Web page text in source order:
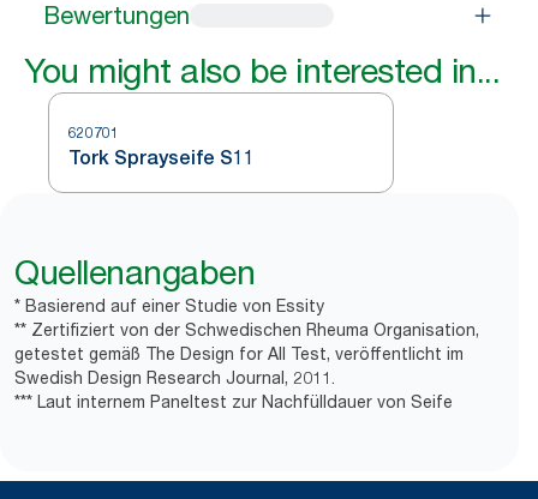
Bewertungen
You might also be interested in...
620701
Tork Sprayseife S11
Quellenangaben
* Basierend auf einer Studie von Essity
** Zertifiziert von der Schwedischen Rheuma Organisation,
getestet gemäß The Design for All Test, veröffentlicht im
Swedish Design Research Journal, 2011.
*** Laut internem Paneltest zur Nachfülldauer von Seife